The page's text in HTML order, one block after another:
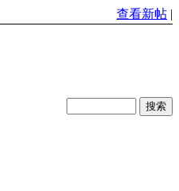
查看新帖 |